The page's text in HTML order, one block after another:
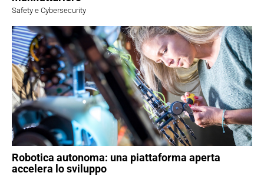
Safety e Cybersecurity
Robotica autonoma: una piattaforma aperta
accelera lo sviluppo